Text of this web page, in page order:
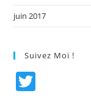
juin 2017
Suivez Moi !